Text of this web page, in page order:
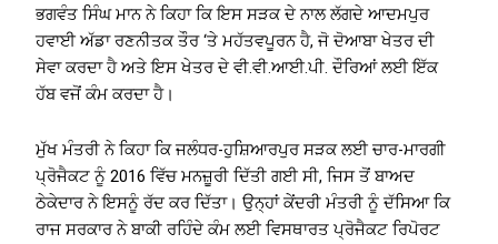
ਭਗਵੰਤ ਸਿੰਘ ਮਾਨ ਨੇ ਕਿਹਾ ਕਿ ਇਸ ਸੜਕ ਦੇ ਨਾਲ ਲੱਗਦੇ ਆਦਮਪੁਰ
ਹਵਾਈ ਅੱਡਾ ਰਣਨੀਤਕ ਤੌਰ ‘ਤੇ ਮਹੱਤਵਪੂਰਨ ਹੈ, ਜੋ ਦੋਆਬਾ ਖੇਤਰ ਦੀ
ਸੇਵਾ ਕਰਦਾ ਹੈ ਅਤੇ ਇਸ ਖੇਤਰ ਦੇ ਵੀ.ਵੀ.ਆਈ.ਪੀ. ਦੌਰਿਆਂ ਲਈ ਇੱਕ
ਹੱਬ ਵਜੋਂ ਕੰਮ ਕਰਦਾ ਹੈ।
ਮੁੱਖ ਮੰਤਰੀ ਨੇ ਕਿਹਾ ਕਿ ਜਲੰਧਰ-ਹੁਸ਼ਿਆਰਪੁਰ ਸੜਕ ਲਈ ਚਾਰ-ਮਾਰਗੀ
ਪ੍ਰੋਜੈਕਟ ਨੂੰ 2016 ਵਿੱਚ ਮਨਜ਼ੂਰੀ ਦਿੱਤੀ ਗਈ ਸੀ, ਜਿਸ ਤੋਂ ਬਾਅਦ
ਠੇਕੇਦਾਰ ਨੇ ਇਸਨੂੰ ਰੱਦ ਕਰ ਦਿੱਤਾ। ਉਨ੍ਹਾਂ ਕੇਂਦਰੀ ਮੰਤਰੀ ਨੂੰ ਦੱਸਿਆ ਕਿ
ਰਾਜ ਸਰਕਾਰ ਨੇ ਬਾਕੀ ਰਹਿੰਦੇ ਕੰਮ ਲਈ ਵਿਸਥਾਰਤ ਪ੍ਰੋਜੈਕਟ ਰਿਪੋਰਟ